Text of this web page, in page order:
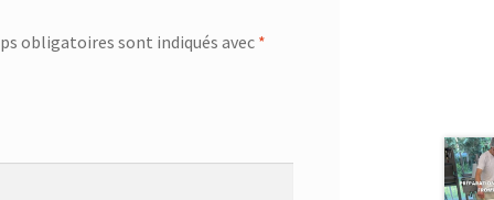
obligatoires sont indiqués avec *